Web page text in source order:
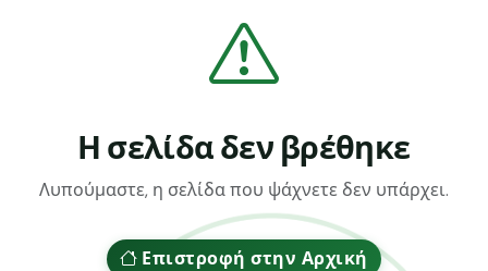
Η σελίδα δεν βρέθηκε
Λυπούμαστε, η σελίδα που ψάχνετε δεν υπάρχει.
Επιστροφή στην Αρχική